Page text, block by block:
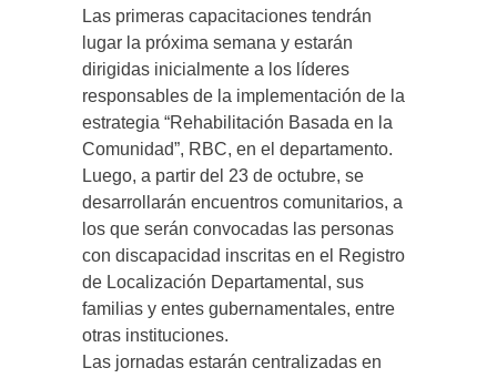
Las primeras capacitaciones tendrán
lugar la próxima semana y estarán
dirigidas inicialmente a los líderes
responsables de la implementación de la
estrategia “Rehabilitación Basada en la
Comunidad”, RBC, en el departamento.
Luego, a partir del 23 de octubre, se
desarrollarán encuentros comunitarios, a
los que serán convocadas las personas
con discapacidad inscritas en el Registro
de Localización Departamental, sus
familias y entes gubernamentales, entre
otras instituciones.
Las jornadas estarán centralizadas en